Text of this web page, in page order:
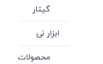
گیتار
ابزار نی
محصولات